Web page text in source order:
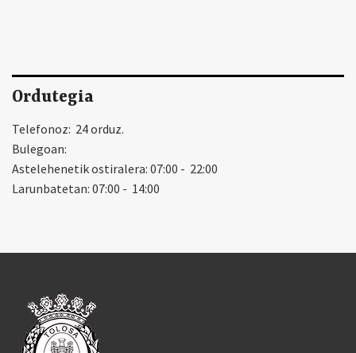
Ordutegia
Telefonoz: 24 orduz.
Bulegoan:
Astelehenetik ostiralera: 07:00 - 22:00
Larunbatetan: 07:00 - 14:00